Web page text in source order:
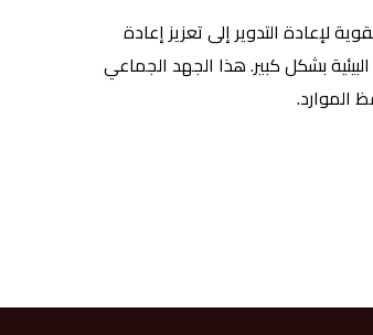
لإعادة التدوير إلى تعزيز إعادة
بشكل كبير. هذا الجهد الجماعي
الموارد.